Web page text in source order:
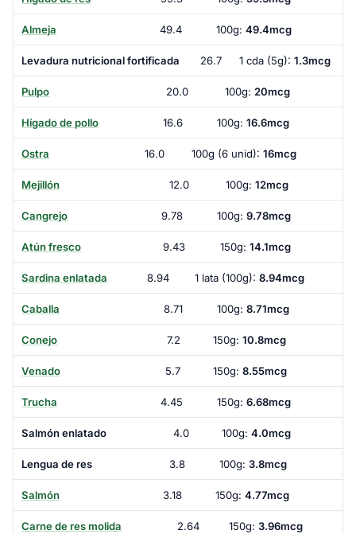
Almeja 49.4 100g:49.4mcg
Levadura nutricional fortificada 26.7 1 cda (5g):1.3mcg
Pulpo 20.0 100g:20mcg
Hígado de pollo 16.6 100g:16.6mcg
Ostra 16.0 100g (6 unid):16mcg
Mejillón 12.0 100g:12mcg
Cangrejo 9.78 100g:9.78mcg
Atún fresco 9.43 150g:14.1mcg
Sardina enlatada 8.94 1 lata (100g):8.94mcg
Caballa 8.71 100g:8.71mcg
Conejo 7.2 150g:10.8mcg
Venado 5.7 150g:8.55mcg
Trucha 4.45 150g:6.68mcg
Salmón enlatado 4.0 100g:4.0mcg
Lengua de res 3.8 100g:3.8mcg
Salmón 3.18 150g:4.77mcg
Carne de res molida 2.64 150g:3.96mcg